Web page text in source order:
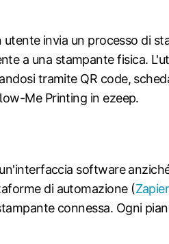
utente invia un processo di
a una stampante fisica.
tramite QR code,
Me Printing in ezeep.
software
di automazione (Zapier
connessa. Ogni